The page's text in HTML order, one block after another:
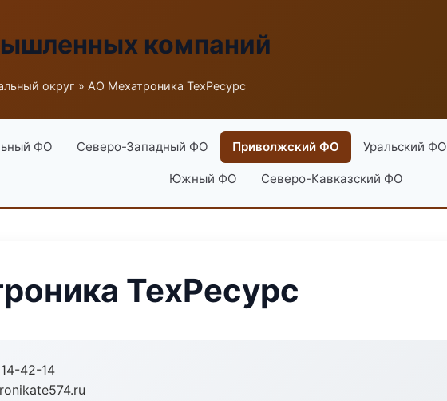
компаний
округ » АО Мехатроника ТехРесурс
ФО Северо-Западный ФО Приволжский ФО Уральский ФО
Южный ФО Северо-Кавказский ФО
ТехРесурс
42-14